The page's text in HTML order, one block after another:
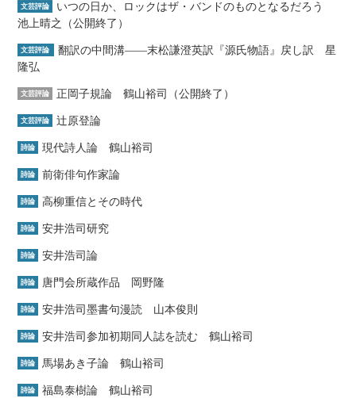
文芸評論
いつの日か、ロックはザ・バンドのものとなるだろう
池上晴之（公開終了）
文芸評論
翻訳の中間溝――末松謙澄英訳『源氏物語』戻し訳 星
隆弘
文芸評論 正岡子規論 鶴山裕司（公開終了）
文芸評論 辻原登論
詩論 現代詩人論 鶴山裕司
詩論 前衛俳句作家論
詩論 高柳重信とその時代
詩論 安井浩司研究
詩論 安井浩司論
詩論 唐門会所蔵作品 岡野隆
詩論 安井浩司墨書句漫読 山本俊則
詩論 安井浩司参加初期同人誌を読む 鶴山裕司
詩論 馬場あき子論 鶴山裕司
詩論 福島泰樹論 鶴山裕司